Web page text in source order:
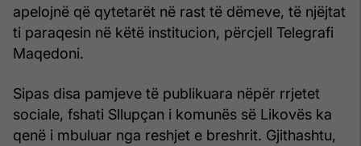
apelojnë që qytetarët në rast të dëmeve, të njëjtat
ti paraqesin në këtë institucion, përcjell Telegrafi
Maqedoni.
Sipas disa pamjeve të publikuara nëpër rrjetet
sociale, fshati Sllupçan i komunës së Likovës ka
qenë i mbuluar nga reshjet e breshrit. Gjithashtu,